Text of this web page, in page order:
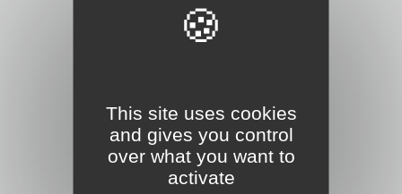
Découvrez la fondation Jacques Chirac,
dont la mission fondamentale est de
répondre aux besoins des personnes
en situation de handicap mental,
This site uses cookies
and gives you control
over what you want to
activate